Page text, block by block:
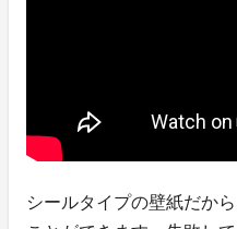
シールタイプの壁紙だか